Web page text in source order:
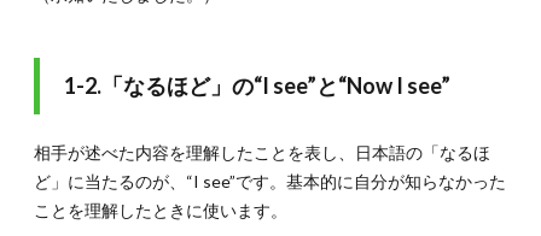
意できな
い“No”の
言い
uh”
1-2.「なるほど」の“I see”と“Now I see”
相手が述べた内容を理解したことを表し、日本語の「なるほ
ど」に当たるのが、“I see”です。基本的に自分が知らなかった
ことを理解したときに使います。